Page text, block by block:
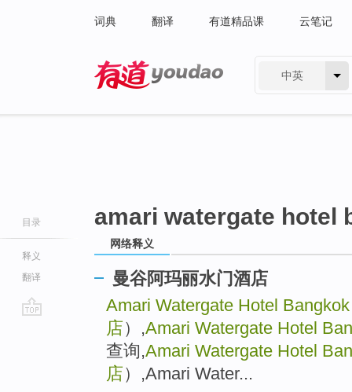
词典 翻译 有道精品课 云笔记
中英
目录
释义
翻译
amari watergate hotel
网络释义
曼谷阿玛丽水门酒店
Amari Watergate Hotel Bangkok
店）,Amari Watergate Hotel
查询,Amari Watergate Hotel
店）,Amari Water...